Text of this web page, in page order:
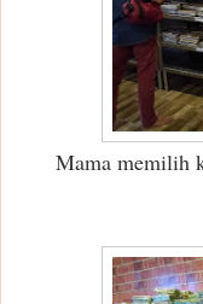
Mama memilih